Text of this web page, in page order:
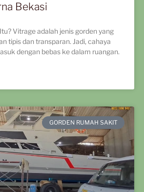
Bekasi
Vitrage adalah jenis gorden yang
tipis dan transparan. Jadi, cahaya
dengan bebas ke dalam ruangan.
GORDEN RUMAH SAKIT